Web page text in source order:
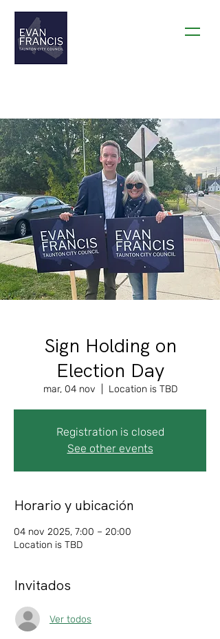
Sign Holding on
Election Day
mar, 04 nov Location is TBD
Registration is closed
See other events
Horario y ubicación
04 nov 2025, 7:00 – 20:00
Location is TBD
Invitados
Ver todos